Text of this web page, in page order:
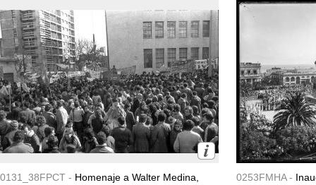
0131_38FPCT - Homenaje a Walter Medina,
0253FMHA -